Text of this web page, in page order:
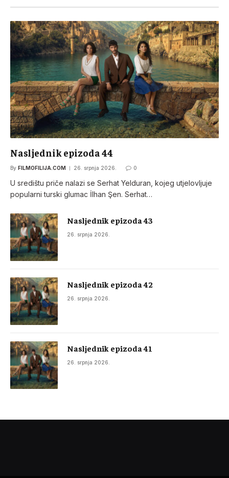
Nasljednik epizoda 44
By FILMOFILIJA.COM 26. srpnja 2026. 0
U središtu priče nalazi se Serhat Yelduran, kojeg utjelovljuje
popularni turski glumac İlhan Şen. Serhat…
Nasljednik epizoda 43
26. srpnja 2026.
Nasljednik epizoda 42
26. srpnja 2026.
Nasljednik epizoda 41
26. srpnja 2026.